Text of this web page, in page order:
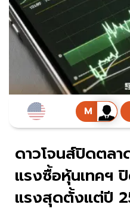
ดาวโจนส์ปิดตล
แรงซื้อหุ้นเทคฯ
แรงสุดตั้งแต่ปี